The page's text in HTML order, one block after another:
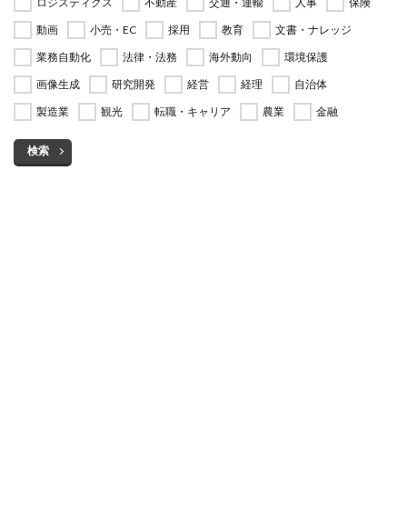
動画
小売・EC 採用 教育
文書・ナレッジ
業務自動化
法律・法務 海外動向
環境保護
画像生成
研究開発 経営 経理
自治体
製造業
観光 転職・キャリア 農業 金融
検索